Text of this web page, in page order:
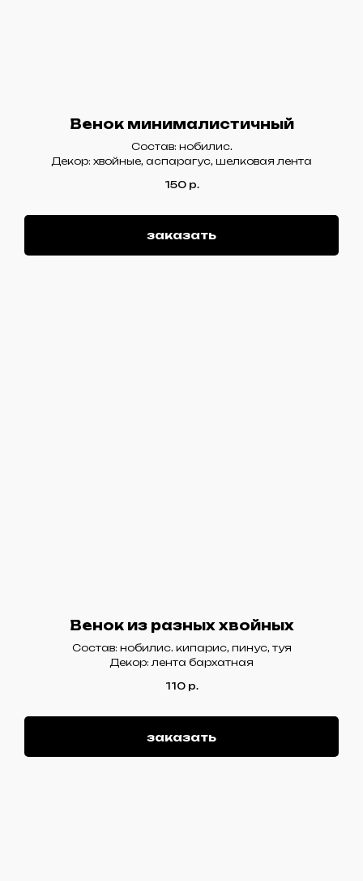
Венок минималистичный
Состав: нобилис.
Декор: хвойные, аспарагус, шелковая лента
150 р.
заказать
Венок из разных хвойных
Состав: нобилис. кипарис, пинус, туя
Декор: лента бархатная
110 р.
заказать